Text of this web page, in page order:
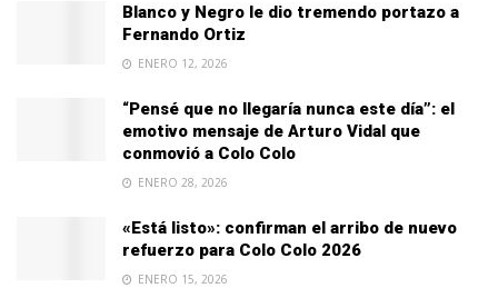
Blanco y Negro le dio tremendo portazo a
Fernando Ortiz
ENERO 12, 2026
“Pensé que no llegaría nunca este día”: el
emotivo mensaje de Arturo Vidal que
conmovió a Colo Colo
ENERO 28, 2026
«Está listo»: confirman el arribo de nuevo
refuerzo para Colo Colo 2026
ENERO 15, 2026